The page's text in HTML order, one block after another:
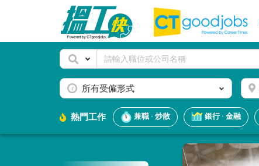
所有受僱形式
熱門工作 兼職 · 炒散 銀行 · 金融